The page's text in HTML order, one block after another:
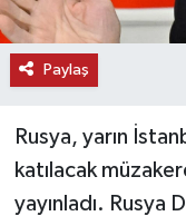
Paylaş
Rusya, yarın
katılacak
yayınladı. Rusya
TEKNOLOJİ
TİCARET